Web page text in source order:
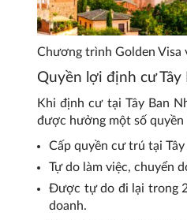
Chương trình Golden Visa
Quyền lợi định cư Tây
Khi định cư tại Tây Ban
được hưởng một số quyền
Cấp quyền cư trú tại
Tự do làm việc, chuyển
Được tự do đi lại trong
doanh.